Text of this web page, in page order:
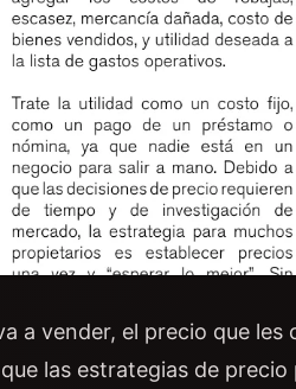
a vender, el precio que
las estrategias de